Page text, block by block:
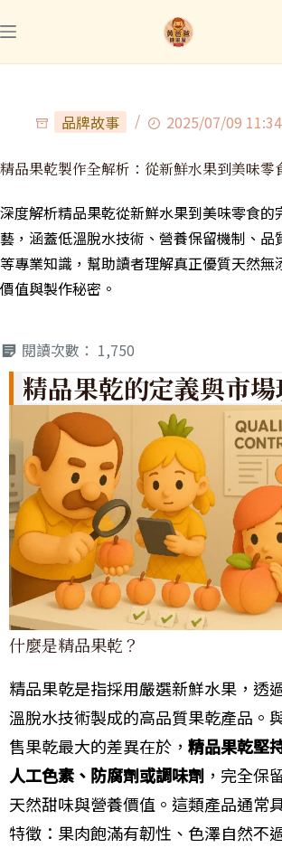
品牌故事 2025/07/09 11:34
精品果乾製作全解析：從新鮮水果到美味零
深度解析精品果乾從新鮮水果到美味零食的
藝，涵蓋低溫脫水技術、營養保留機制、品
等專業知識，幫助讀者理解真正優質天然無
價值與製作秘密。
閱讀次數： 1,750
精品果乾的定義與市
什麼是精品果乾？
精品果乾是指採用嚴選新鮮水果，透
溫脫水技術製成的高品質果乾產品。
售果乾最大的差異在於， 精品果乾堅
人工色素、防腐劑或調味劑 ，完全保
天然甜味與營養價值。這類產品通常
特徵：果肉飽滿有韌性、色澤自然不